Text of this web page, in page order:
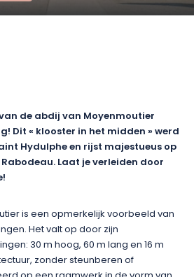
de abdij van Moyenmoutier
Dit « klooster in het midden » werd
Hydulphe en rijst majestueus op
Laat je verleiden door
is een opmerkelijk voorbeeld van
Het valt op door zijn
30 m hoog, 60 m lang en 16 m
zonder steunberen of